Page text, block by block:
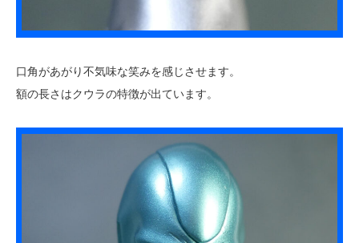
口角があがり不気味な笑みを感じさせます。
額の長さはクウラの特徴が出ています。